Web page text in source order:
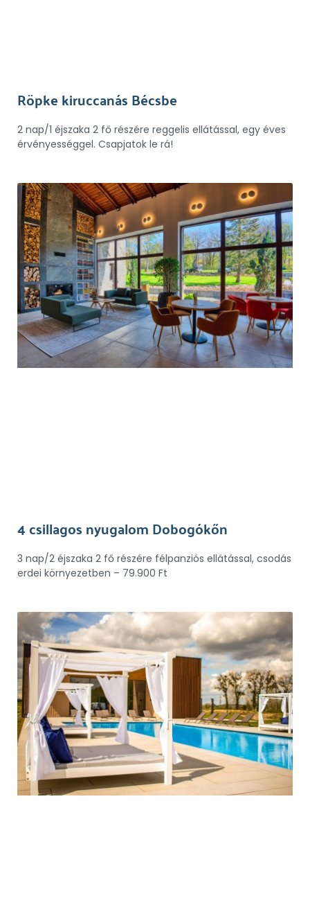
Röpke kiruccanás Bécsbe
2 nap/1 éjszaka 2 fő részére reggelis ellátással, egy éves
érvényességgel. Csapjatok le rá!
4 csillagos nyugalom Dobogókőn
3 nap/2 éjszaka 2 fő részére félpanziós ellátással, csodás
erdei környezetben – 79.900 Ft